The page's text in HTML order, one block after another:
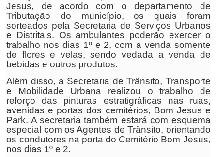
Jesus, de acordo com o departamento de
Tributação do município, os quais foram
sorteados pela Secretaria de Serviços Urbanos
e Distritais. Os ambulantes poderão exercer o
trabalho nos dias 1º e 2, com a venda somente
de flores e velas, sendo vedada a venda de
bebidas e outros produtos.
Além disso, a Secretaria de Trânsito, Transporte
e Mobilidade Urbana realizou o trabalho de
reforço das pinturas estratigráficas nas ruas,
avenidas e portas dos cemitérios, Bom Jesus e
Park. A secretaria também estará com esquema
especial com os Agentes de Trânsito, orientando
os condutores na porta do Cemitério Bom Jesus,
nos dias 1º e 2.